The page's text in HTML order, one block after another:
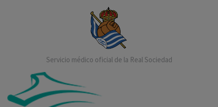
Servicio médico oficial de la Real Sociedad